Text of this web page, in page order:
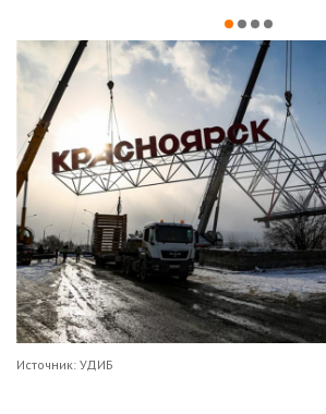
Источник: УДИБ